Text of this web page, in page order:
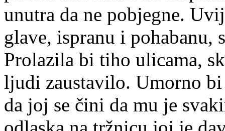
unutra da ne pobjegne.
glave, ispranu i pohabanu,
Prolazila bi tiho ulicama,
ljudi zaustavilo. Umorno
da joj se čini da mu je